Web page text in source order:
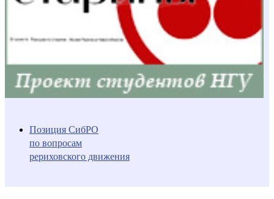
Позиция СибРО
по вопросам
рериховского движения